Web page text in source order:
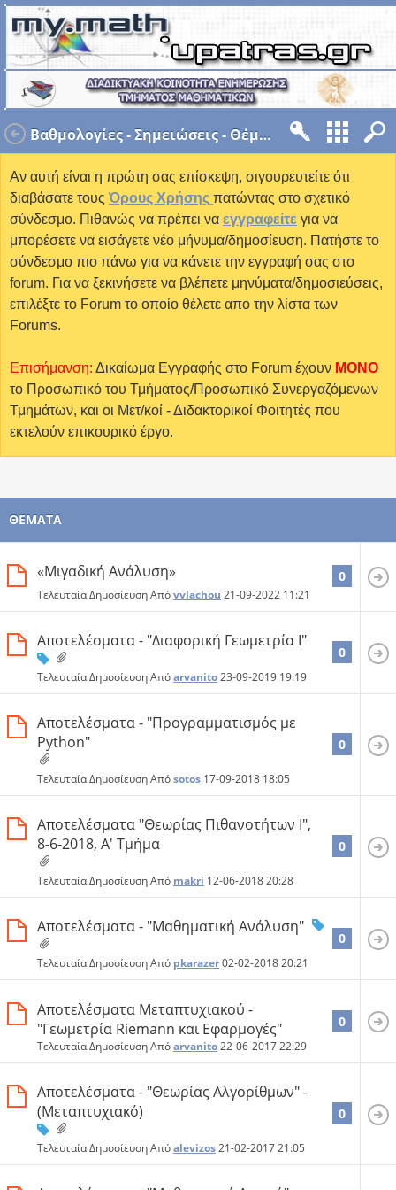
Βαθμολογίες - Σημειώσεις - Θέματα και Λύσεις
Αν αυτή είναι η πρώτη σας επίσκεψη, σιγουρευτείτε ότι
διαβάσατε τους Όρους Χρήσης πατώντας στο σχετικό
σύνδεσμο. Πιθανώς να πρέπει να εγγραφείτε για να
μπορέσετε να εισάγετε νέο μήνυμα/δημοσίευση. Πατήστε το
σύνδεσμο πιο πάνω για να κάνετε την εγγραφή σας στο
forum. Για να ξεκινήσετε να βλέπετε μηνύματα/δημοσιεύσεις,
επιλέξτε το Forum το οποίο θέλετε απο την λίστα των
Forums.
Επισήμανση: Δικαίωμα Εγγραφής στο Forum έχουν MONO
το Προσωπικό του Τμήματος/Προσωπικό Συνεργαζόμενων
Τμημάτων, και οι Μετ/κοί - Διδακτορικοί Φοιτητές που
εκτελούν επικουρικό έργο.
ΘΈΜΑΤΑ
«Μιγαδική Ανάλυση»
Τελευταία Δημοσίευση Απόvvlachou 21-09-2022 11:21
0
Αποτελέσματα - "Διαφορική Γεωμετρία Ι"
Τελευταία Δημοσίευση Απόarvanito23-09-2019 19:19
0
Αποτελέσματα - "Προγραμματισμός με
Python"
Τελευταία Δημοσίευση Απόsotos 17-09-2018 18:05
0
Αποτελέσματα "Θεωρίας Πιθανοτήτων Ι",
8-6-2018, Α' Τμήμα
Τελευταία Δημοσίευση Από makri 12-06-201820:28
0
Αποτελέσματα - "Μαθηματική Ανάλυση"
Τελευταία Δημοσίευση Από pkarazer02-02-201820:21
0
Αποτελέσματα Μεταπτυχιακού -
"Γεωμετρία Riemann και Εφαρμογές"
Τελευταία Δημοσίευση Απόarvanito22-06-201722:29
0
Αποτελέσματα - "Θεωρίας Αλγορίθμων" -
(Μεταπτυχιακό)
Τελευταία Δημοσίευση Απόalevizos21-02-201721:05
0